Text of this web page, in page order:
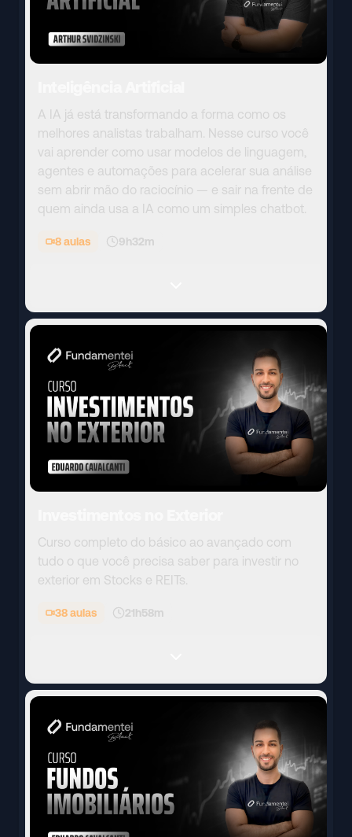
A IA já está transformando a forma como os
melhores analistas trabalham. Nesse curso você
vai aprender como usar modelos de linguagem,
agentes e automações para acelerar sua análise
sem abrir mão do raciocínio — e sair na frente de
quem ainda usa a IA como um simples chatbot.
8aulas 9h32m
Curso completo do básico ao avançado com
tudo o que você precisa saber para investir no
exterior em Stocks e REITs.
38aulas 21h58m